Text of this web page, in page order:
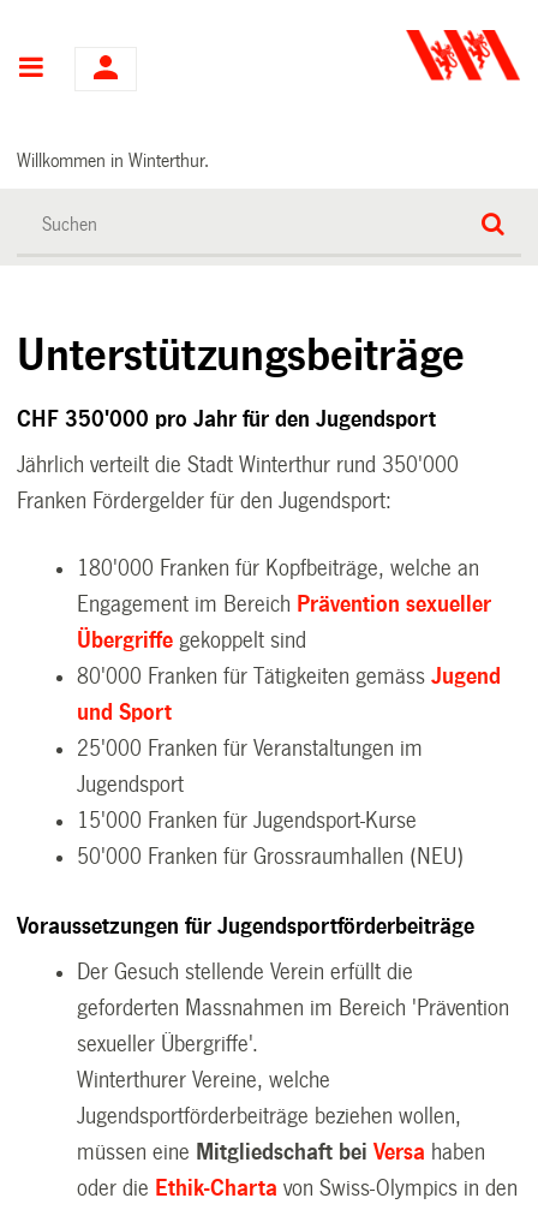
Hauptnavigation
Willkommen in Winterthur.
Unterstützungsbeiträge
CHF 350'000 pro Jahr für den Jugendsport
Jährlich verteilt die Stadt Winterthur rund 350'000
Franken Fördergelder für den Jugendsport:
180'000 Franken für Kopfbeiträge, welche an
Engagement im Bereich Prävention sexueller
Übergriffe gekoppelt sind
80'000 Franken für Tätigkeiten gemässJugend
und Sport
25'000 Franken für Veranstaltungen im
Jugendsport
15'000 Franken für Jugendsport-Kurse
50'000 Franken für Grossraumhallen (NEU)
Voraussetzungen für Jugendsportförderbeiträge
Der Gesuch stellende Verein erfüllt die
geforderten Massnahmen im Bereich 'Prävention
sexueller Übergriffe'.
Winterthurer Vereine, welche
Jugendsportförderbeiträge beziehen wollen,
müsseneine Mitgliedschaft beiVersa haben
oder die Ethik-Charta von Swiss-Olympics in den